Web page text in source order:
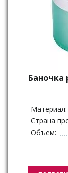
Баночка
Материал:
Страна
Объем: